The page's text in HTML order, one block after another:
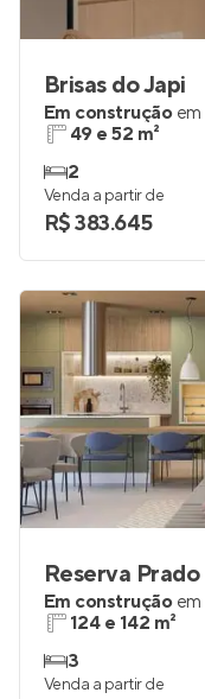
Brisas do Japi
Em construção em
49 e 52 m²
2
Venda a partir de
R$ 383.645
Reserva Prado
Em construção em
124 e 142 m²
3
Venda a partir de